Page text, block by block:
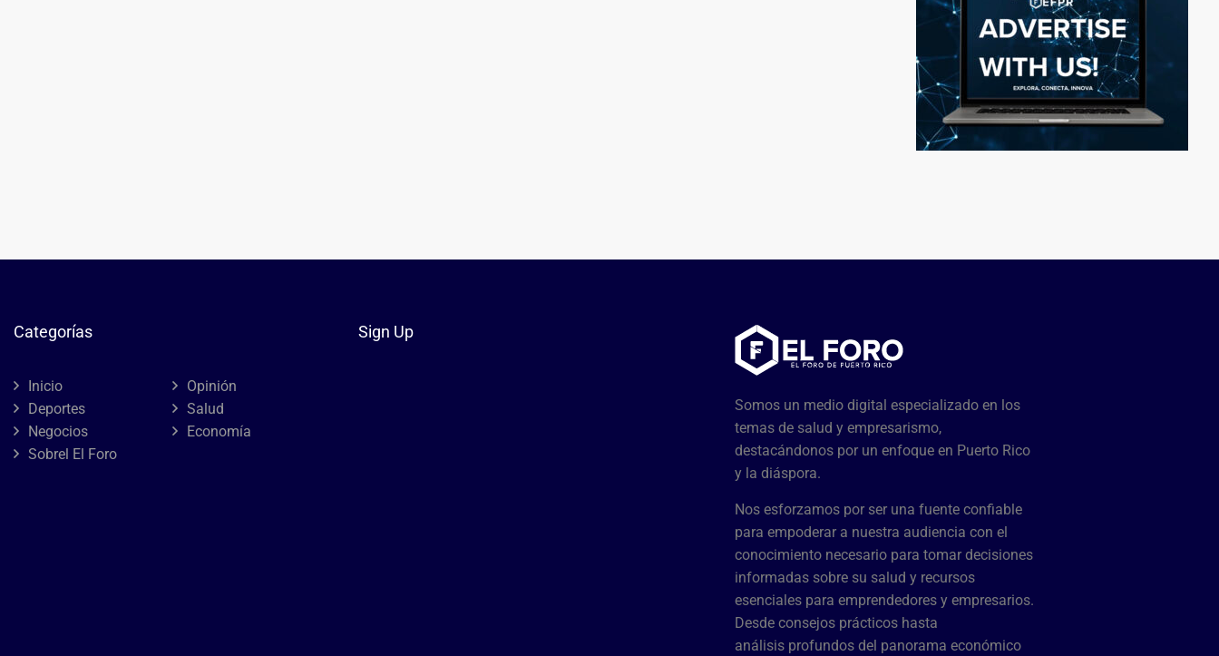
Categorías
Inicio
Opinión
Deportes
Salud
Negocios
Economía
Sobrel El Foro
Sign Up
Somos un medio digital especializado en los
temas de salud y empresarismo,
destacándonos por un enfoque en Puerto Rico
y la diáspora.
Nos esforzamos por ser una fuente confiable
para empoderar a nuestra audiencia con el
conocimiento necesario para tomar decisiones
informadas sobre su salud y recursos
esenciales para emprendedores y empresarios.
Desde consejos prácticos hasta
análisis profundos del panorama económico